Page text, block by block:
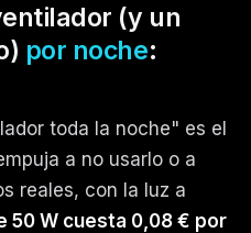
(y un
por noche:
toda la noche" es el
a no usarlo o a
reales, con la luz a
50 W cuesta 0,08 € por